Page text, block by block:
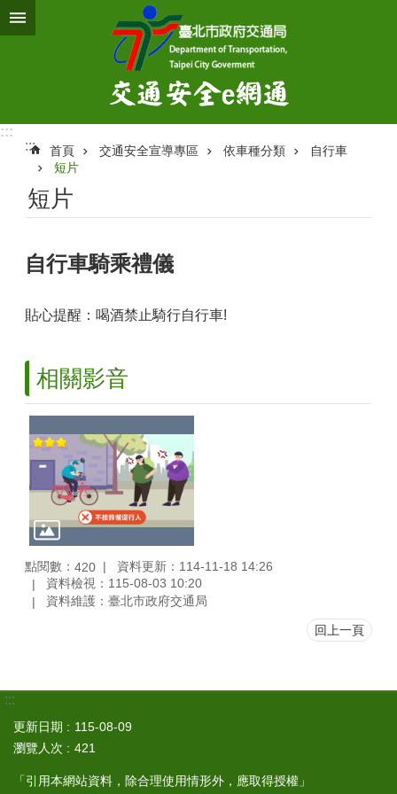
跳到主要內容區塊
:::
:::
首頁 交通安全宣導專區 依車種分類
自行車
短片
短片
自行車騎乘禮儀
貼心提醒：喝酒禁止騎行自行車!
相關影音
點閱數： 420
資料更新：114-11-18 14:26
資料檢視：115-08-03 10:20
資料維護：臺北市政府交通局
回上一頁
:::
更新日期
115-08-09
瀏覽人次
421
「引用本網站資料，除合理使用情形外，應取得授權」